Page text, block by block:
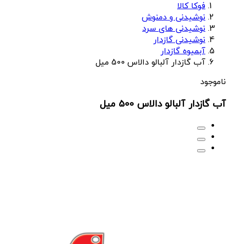
فوکا کالا
نوشیدنی و دمنوش
نوشیدنی های سرد
نوشیدنی گازدار
آبمیوه گازدار
آب گازدار آلبالو دالاس 500 میل
ناموجود
آب گازدار آلبالو دالاس 500 میل